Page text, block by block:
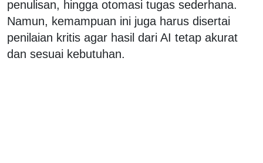
penulisan, hingga otomasi tugas sederhana.
Namun, kemampuan ini juga harus disertai
penilaian kritis agar hasil dari AI tetap akurat
dan sesuai kebutuhan.